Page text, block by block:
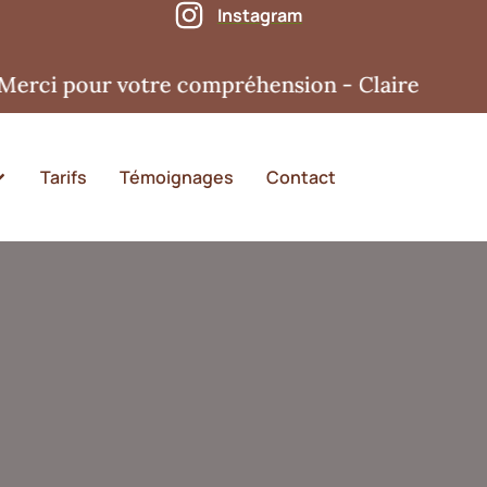
Instagram
votre compréhension - Claire
Tarifs Témoignages Contact